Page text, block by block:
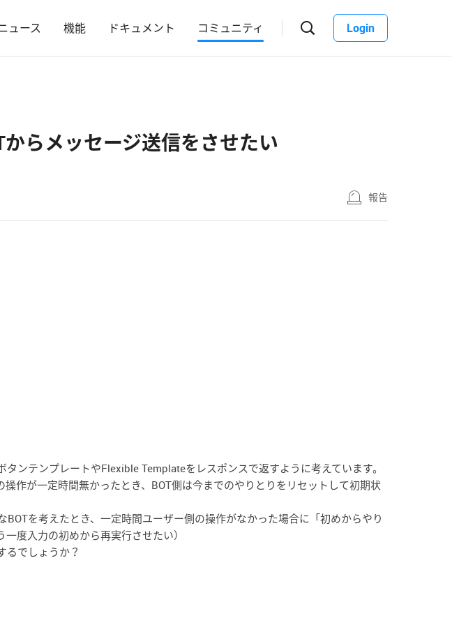
ュース 機能 ドキュメント コミュニティ Login
らメッセージ送信をさせたい
報告
ンテンプレートやFlexible Templateをレスポンスで返すように考えています。
作が一定時間無かったとき、BOT側は今までのやりとりをリセットして初期状
を考えたとき、一定時間ユーザー側の操作がなかった場合に「初めからやり
度入力の初めから再実行させたい）
るでしょうか？